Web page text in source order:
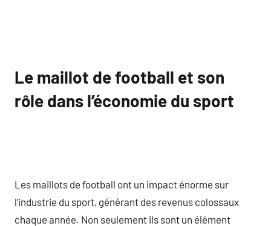
Le maillot de football et son
rôle dans l’économie du sport
Les maillots de football ont un impact énorme sur
l’industrie du sport, générant des revenus colossaux
chaque année. Non seulement ils sont un élément